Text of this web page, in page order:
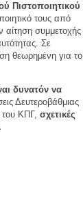
Πιστοποιητικού
τους από
αίτηση συμμετοχής
Σε
θεωρημένη για το
δυνατόν να
Δευτεροβάθμιας
του ΚΠΓ, σχετικές